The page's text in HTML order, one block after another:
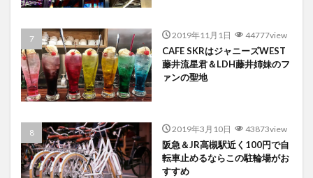
2019年11月1日 44777view
CAFE SKRはジャニーズWEST
藤井流星君＆LDH藤井姉妹のフ
ァンの聖地
2019年3月10日 43873view
阪急＆JR高槻駅近く100円で自
転車止めるならこの駐輪場がお
すすめ